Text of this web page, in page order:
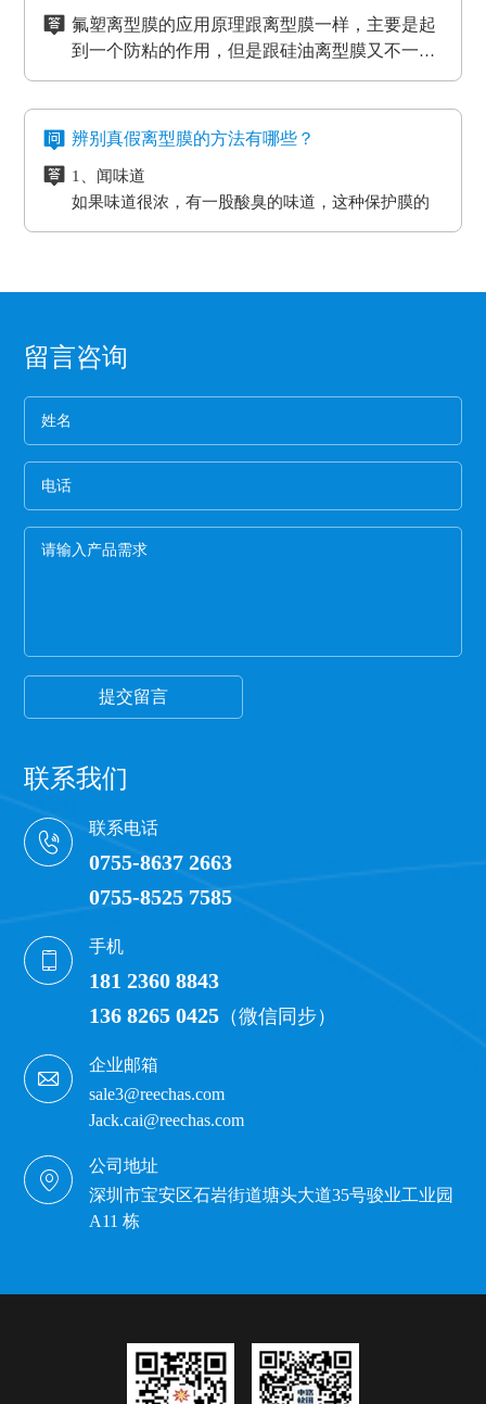
而且生产规模也比较大，因而具有一定的基础
性、技术性和规模性。
五、看产品价格
不同品牌、不同厂家的PET离型膜在其价格上都
会有些差异，而且国内的与进口的离型膜在其价
格上也会有很大的差异。
六、注意离型膜的使用范围
企业选购离型膜的主要目的就是为了满足产品的
生产需要，所以一定要根据离型膜的使用范围来
进行选择，要确保能够符合企业产品的生产要
机器，减小损耗。
能导致物品损坏。而目前市场上最受欢迎的缓冲垫
具有弹性好、质地紧密、耐高温以及抗冲力强的特
点，用在物流装卸平台上可以起到保护货物的作
用。
三、应用于热压机强化过程
想让地板、木门和家具更耐用，就需要使用热压机
强化。而在这个过程中也需要缓冲垫。缓冲垫会装
在模板和热压板之间，起到均匀传递热压板工作温
度和工作压力的作用。而且使用缓冲垫还可以使纸
的效果。另外硅胶缓冲垫还可以保护模板、弥补压
板误差保证热压机的正常工作。
氟塑离型膜的应用原理跟离型膜一样，主要是起
到一个防粘的作用，但是跟硅油离型膜又不一
样，氟在氟塑离型膜里面是以一种氟化物的形式
在耐高温胶带的基材分很多种（PET,聚酰亚胺）
硅胶的胶水跟硅油离型膜同属矽利康的类别，时
间长了会产生各方面的反应就是贴死。
氟塑离型膜主要应用于高温胶，硅胶双面胶贴
等；模切加工成其它任何形状，用于一些特殊用
氟素离型膜的特点：
耐湿性，防潮、防油，起到产品的隔离作用。
二、良好的耐高温性能、平滑度和强度。
三、氟塑离型膜可以防止预浸料粘连，又可以保
辨别真假离型膜的方法有哪些？
1、闻味道
如果味道很浓，有一股酸臭的味道，这种保护膜的
保持力非常差。
保护膜按照常规就应该卷得整齐，这样的保护膜没
概率非常高,强度差。
膜硬的保护膜一般都比较次，而且由于膜厚，实际
米数会减少。好的保护膜所选用的薄膜都比较柔
联系我们
联系电话
0755-8637 2663
0755-8525 7585
手机
181 2360 8843
136 8265 0425 （微信同步）
企业邮箱
sale3@reechas.com
Jack.cai@reechas.com
公司地址
深圳市宝安区石岩街道塘头大道35号骏业工业园
A11 栋
留言咨询
提交留言